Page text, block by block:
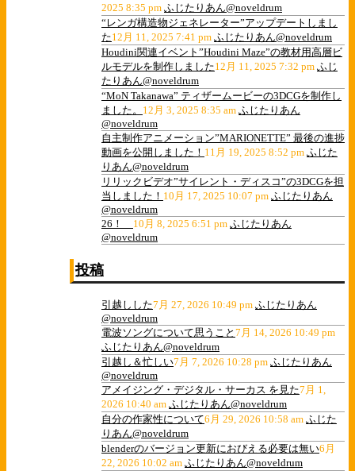
2025 8:35 pm ふじたりあん@noveldrum
“レンガ構造物ジェネレーター”アップデートしまし
た12月 11, 2025 7:41 pm ふじたりあん@noveldrum
Houdini関連イベント”Houdini Maze”の教材用高層ビ
ルモデルを制作しました12月 11, 2025 7:32 pm ふじ
たりあん@noveldrum
“MoN Takanawa” ティザームービーの3DCGを制作し
ました。 12月 3, 2025 8:35 am ふじたりあん
@noveldrum
自主制作アニメーション”MARIONETTE” 最後の進捗
動画を公開しました！ 11月 19, 2025 8:52 pm ふじた
りあん@noveldrum
リリックビデオ”サイレント・ディスコ”の3DCGを担
当しました！ 10月 17, 2025 10:07 pm ふじたりあん
@noveldrum
26！ 10月 8, 2025 6:51 pm ふじたりあん
@noveldrum
投稿
引越しした7月 27, 2026 10:49 pm ふじたりあん
@noveldrum
電波ソングについて思うこと 7月 14, 2026 10:49 pm
ふじたりあん@noveldrum
引越し＆忙しい7月 7, 2026 10:28 pm ふじたりあん
@noveldrum
アメイジング・デジタル・サーカス を見た7月 1,
2026 10:40 am ふじたりあん@noveldrum
自分の作家性について6月 29, 2026 10:58 am ふじた
りあん@noveldrum
blenderのバージョン更新におびえる必要は無い6月
22, 2026 10:02 am ふじたりあん@noveldrum